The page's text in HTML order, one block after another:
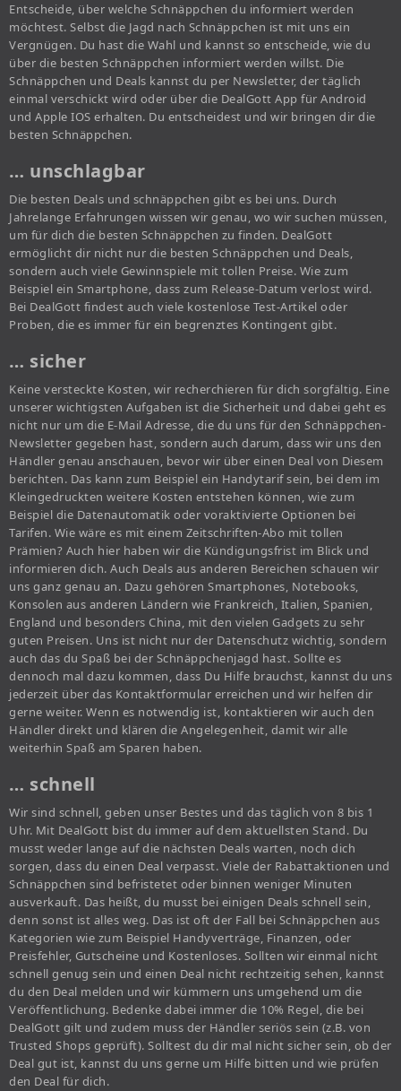
Entscheide, über welche Schnäppchen du informiert werden
möchtest. Selbst die Jagd nach Schnäppchen ist mit uns ein
Vergnügen. Du hast die Wahl und kannst so entscheide, wie du
über die besten Schnäppchen informiert werden willst. Die
Schnäppchen und Deals kannst du per Newsletter, der täglich
einmal verschickt wird oder über die DealGott App für Android
und Apple IOS erhalten. Du entscheidest und wir bringen dir die
besten Schnäppchen.
… unschlagbar
Die besten Deals und schnäppchen gibt es bei uns. Durch
Jahrelange Erfahrungen wissen wir genau, wo wir suchen müssen,
um für dich die besten Schnäppchen zu finden. DealGott
ermöglicht dir nicht nur die besten Schnäppchen und Deals,
sondern auch viele Gewinnspiele mit tollen Preise. Wie zum
Beispiel ein Smartphone, dass zum Release-Datum verlost wird.
Bei DealGott findest auch viele kostenlose Test-Artikel oder
Proben, die es immer für ein begrenztes Kontingent gibt.
… sicher
Keine versteckte Kosten, wir recherchieren für dich sorgfältig. Eine
unserer wichtigsten Aufgaben ist die Sicherheit und dabei geht es
nicht nur um die E-Mail Adresse, die du uns für den Schnäppchen-
Newsletter gegeben hast, sondern auch darum, dass wir uns den
Händler genau anschauen, bevor wir über einen Deal von Diesem
berichten. Das kann zum Beispiel ein Handytarif sein, bei dem im
Kleingedruckten weitere Kosten entstehen können, wie zum
Beispiel die Datenautomatik oder voraktivierte Optionen bei
Tarifen. Wie wäre es mit einem Zeitschriften-Abo mit tollen
Prämien? Auch hier haben wir die Kündigungsfrist im Blick und
informieren dich. Auch Deals aus anderen Bereichen schauen wir
uns ganz genau an. Dazu gehören Smartphones, Notebooks,
Konsolen aus anderen Ländern wie Frankreich, Italien, Spanien,
England und besonders China, mit den vielen Gadgets zu sehr
guten Preisen. Uns ist nicht nur der Datenschutz wichtig, sondern
auch das du Spaß bei der Schnäppchenjagd hast. Sollte es
dennoch mal dazu kommen, dass Du Hilfe brauchst, kannst du uns
jederzeit über das Kontaktformular erreichen und wir helfen dir
gerne weiter. Wenn es notwendig ist, kontaktieren wir auch den
Händler direkt und klären die Angelegenheit, damit wir alle
weiterhin Spaß am Sparen haben.
… schnell
Wir sind schnell, geben unser Bestes und das täglich von 8 bis 1
Uhr. Mit DealGott bist du immer auf dem aktuellsten Stand. Du
musst weder lange auf die nächsten Deals warten, noch dich
sorgen, dass du einen Deal verpasst. Viele der Rabattaktionen und
Schnäppchen sind befristetet oder binnen weniger Minuten
ausverkauft. Das heißt, du musst bei einigen Deals schnell sein,
denn sonst ist alles weg. Das ist oft der Fall bei Schnäppchen aus
Kategorien wie zum Beispiel Handyverträge, Finanzen, oder
Preisfehler, Gutscheine und Kostenloses. Sollten wir einmal nicht
schnell genug sein und einen Deal nicht rechtzeitig sehen, kannst
du den Deal melden und wir kümmern uns umgehend um die
Veröffentlichung. Bedenke dabei immer die 10% Regel, die bei
DealGott gilt und zudem muss der Händler seriös sein (z.B. von
Trusted Shops geprüft). Solltest du dir mal nicht sicher sein, ob der
Deal gut ist, kannst du uns gerne um Hilfe bitten und wie prüfen
den Deal für dich.